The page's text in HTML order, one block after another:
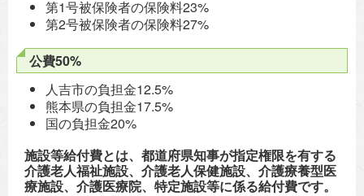
第1号被保険者の保険料23%
第2号被保険者の保険料27%
公費50%
人吉市の負担金12.5%
熊本県の負担金17.5%
国の負担金20%
施設等給付費とは、都道府県知事が指定権限を有する
介護老人福祉施設、介護老人保健施設、介護療養型医
療施設、介護医療院、特定施設等に係る給付費です。